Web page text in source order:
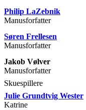
Philip LaZebnik
Manusforfatter
Søren Frellesen
Manusforfatter
Jakob Vølver
Manusforfatter
Skuespillere
Julie Grundtvig Wester
Katrine